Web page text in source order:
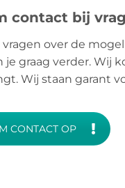
contact bij
vragen over de
je graag verder. Wij
Wij staan garant
CONTACT OP